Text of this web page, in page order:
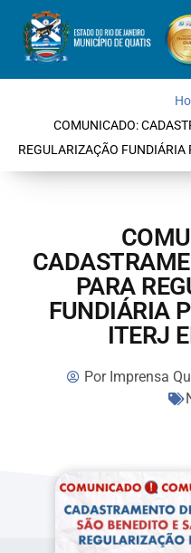
COMUNICADO:
REGULARIZAÇÃO FUNDIÁRIA
PARA
FUNDIÁRIA
ITERJ
PorImprensa